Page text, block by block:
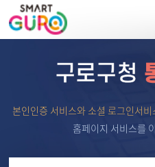
본인인증 서비스와 소셜 로그인서
홈페이지 서비스를